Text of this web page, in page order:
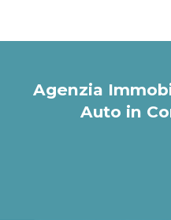
Agenzia
Auto in